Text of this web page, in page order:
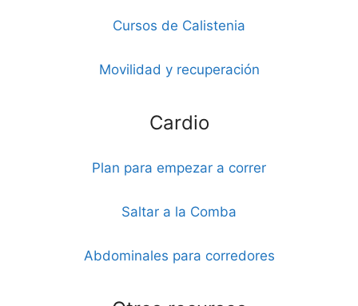
Cursos de Calistenia
Movilidad y recuperación
Cardio
Plan para empezar a correr
Saltar a la Comba
Abdominales para corredores